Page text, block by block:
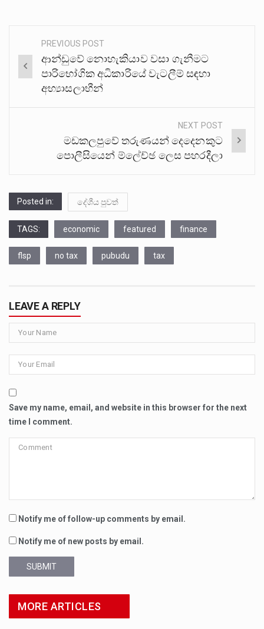
Post
navigation
PREVIOUS POST
ආන්ඩුවේ නොහැකියාව වසා ගැනීමට
පාරිභෝගික අධිකාරියේ වැටලීම් සඳහා
අභ්‍යාසලාභීන්
NEXT POST
මඩකලපුවේ තරුණයන් දෙදෙනකුට
පොලීසියෙන් ම්ලේච්ඡ ලෙස පහරදීලා
Posted in: දේශීය පුවත්
TAGS: economic featured finance
flsp no tax pubudu tax
LEAVE A REPLY
Save my name, email, and website in this browser for the next
time I comment.
Notify me of follow-up comments by email.
Notify me of new posts by email.
SUBMIT
MORE ARTICLES